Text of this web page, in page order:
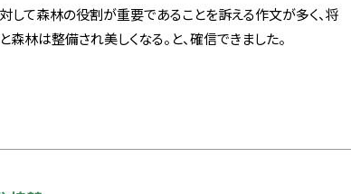
て森林の役割が重要であることを訴える作文が多く、将
林は整備され美しくなる。と、確信できました。